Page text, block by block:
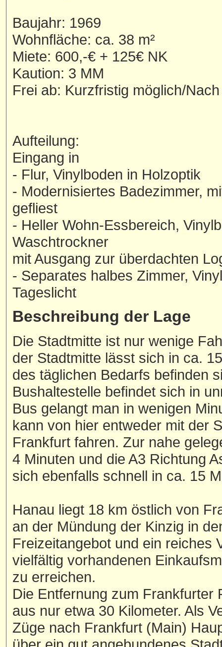
Baujahr: 1969
Wohnfläche: ca. 38 m²
Miete: 600,-€ + 125€ NK
Kaution: 3 MM
Frei ab: Kurzfristig möglich/
Aufteilung:
Eingang in
- Flur, Vinylboden in Holzoptik
- Modernisiertes Badezimmer,
gefliest
- Heller Wohn-Essbereich,
Waschtrockner
mit Ausgang zur überdachten
- Separates halbes Zimmer,
Tageslicht
Beschreibung der Lage
Die Stadtmitte ist nur wenige
der Stadtmitte lässt sich in ca.
des täglichen Bedarfs befinden
Bushaltestelle befindet sich in
Bus gelangt man in wenigen
kann von hier entweder mit der
Frankfurt fahren. Zur nahe
4 Minuten und die A3 Richtung
sich ebenfalls schnell in ca. 15
Hanau liegt 18 km östlich von
an der Mündung der Kinzig in
Freizeitangebot und ein reiches
vielfältig vorhandenen
zu erreichen.
Die Entfernung zum Frankfurter
aus nur etwa 30 Kilometer. Als
Züge nach Frankfurt (Main)